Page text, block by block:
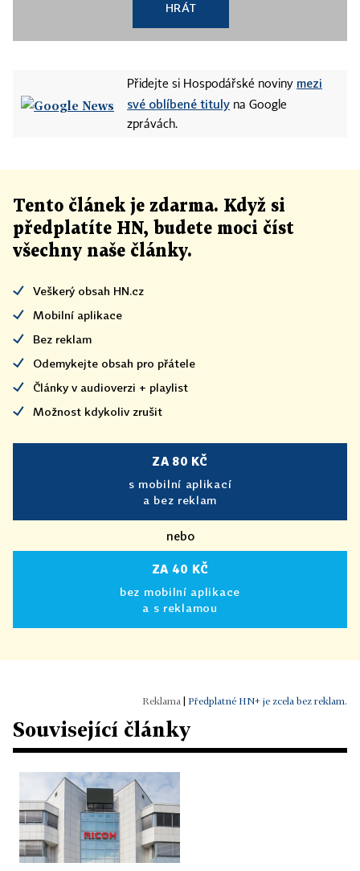
HRÁT
Přidejte si Hospodářské noviny mezi
své oblíbené tituly na Google
zprávách.
Tento článek je zdarma. Když si
předplatíte HN, budete moci číst
všechny naše články.
Veškerý obsah HN.cz
Mobilní aplikace
Bez reklam
Odemykejte obsah pro přátele
Články v audioverzi + playlist
Možnost kdykoliv zrušit
ZA 80 KČ
s mobilní aplikací
a bez reklam
nebo
ZA 40 KČ
bez mobilní aplikace
a s reklamou
Předplatné HN+ je zcela bez reklam.
Související články